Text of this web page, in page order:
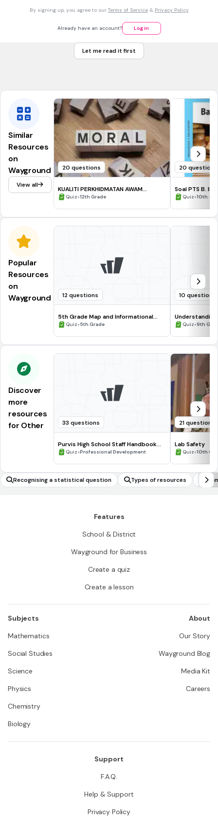
Zainal Abidin bin Al Amin
Zainal Abidin bin Ahmad
Zainol Abidin bin Alias
By signing up, you agree to our Terms of Service& Privacy Policy
Already have an account? Log in
Let me read it first
Similar
Resources
on
Wayground
View all
20 questions
KUALITI PERKHIDMATAN AWAM
ASPIRASI PEMBANGUNAN NEGARA
Quiz•12th Grade
20 questions
Soal PTS B.
Quiz•10th -
Popular
Resources
on
Wayground
12 questions
5th Grade Map and Informational
Processing Skills
Quiz•5th Grade
10 questions
Quiz•9th
Discover
more
resources
for Other
33 questions
Purvis High School Staff Handbook
QuizQuiz•Professional Development
21 questions
Lab Safety
Quiz•10th
Recognising a statistical question Types of resources
Features
School & District
Wayground for Business
Create a quiz
Create a lesson
Subjects
Mathematics
Social Studies
Science
Physics
Chemistry
Biology
About
Our Story
Wayground Blog
Media Kit
Careers
Support
F.A.Q.
Help & Support
Privacy Policy